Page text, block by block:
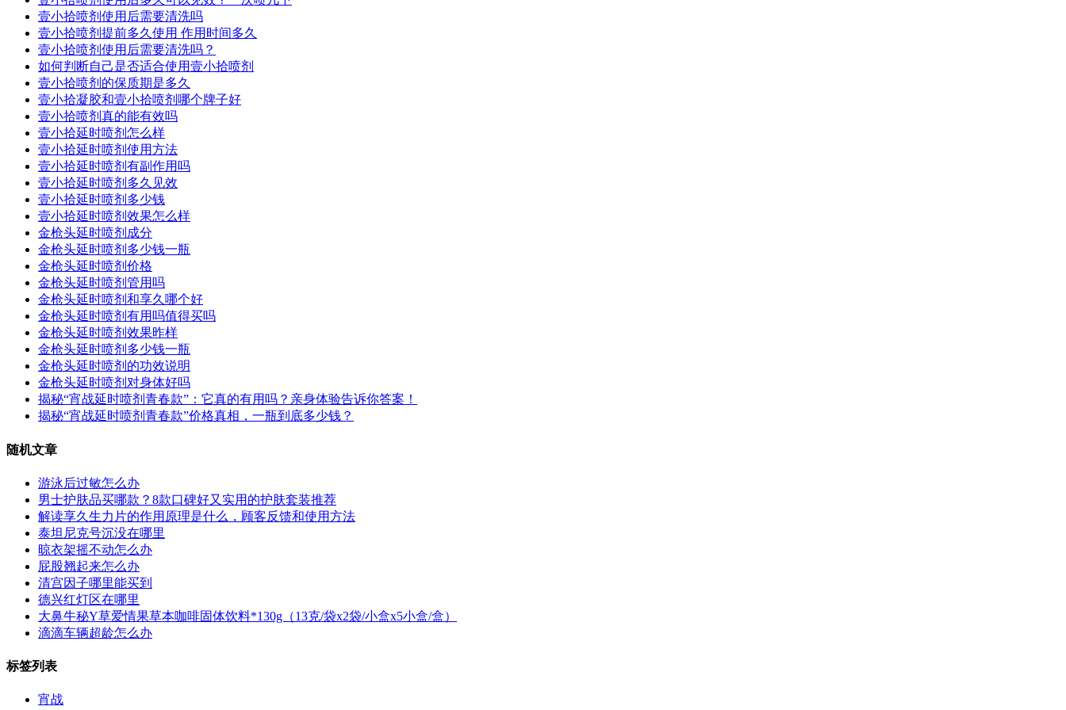
壹小拾喷剂使用后需要清洗吗
壹小拾喷剂提前多久使用 作用时间多久
壹小拾喷剂使用后需要清洗吗？
如何判断自己是否适合使用壹小拾喷剂
壹小拾喷剂的保质期是多久
壹小拾凝胶和壹小拾喷剂哪个牌子好
壹小拾喷剂真的能有效吗
壹小拾延时喷剂怎么样
壹小拾延时喷剂使用方法
壹小拾延时喷剂有副作用吗
壹小拾延时喷剂多久见效
壹小拾延时喷剂多少钱
壹小拾延时喷剂效果怎么样
金枪头延时喷剂成分
金枪头延时喷剂多少钱一瓶
金枪头延时喷剂价格
金枪头延时喷剂管用吗
金枪头延时喷剂和享久哪个好
金枪头延时喷剂有用吗值得买吗
金枪头延时喷剂效果昨样
金枪头延时喷剂多少钱一瓶
金枪头延时喷剂的功效说明
金枪头延时喷剂对身体好吗
揭秘“宵战延时喷剂青春款”：它真的有用吗？亲身体验告诉你答案！
揭秘“宵战延时喷剂青春款”价格真相，一瓶到底多少钱？
随机文章
游泳后过敏怎么办
男士护肤品买哪款？8款口碑好又实用的护肤套装推荐
解读享久生力片的作用原理是什么，顾客反馈和使用方法
泰坦尼克号沉没在哪里
晾衣架摇不动怎么办
屁股翘起来怎么办
清宫因子哪里能买到
德兴红灯区在哪里
大鼻牛秘Y草爱情果草本咖啡固体饮料*130g（13克/袋x2袋/小盒x5小盒/盒）
滴滴车辆超龄怎么办
标签列表
宵战